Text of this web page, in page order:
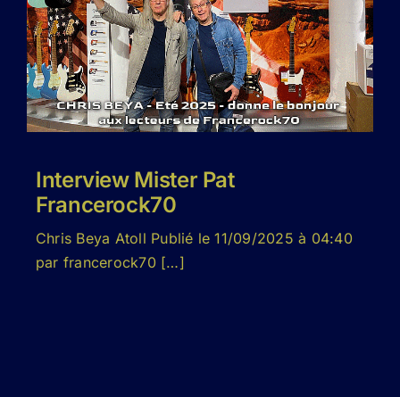
Interview Mister Pat
Francerock70
Chris Beya Atoll Publié le 11/09/2025 à 04:40
par francerock70 […]